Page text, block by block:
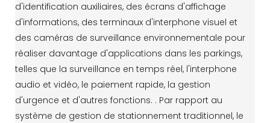
d'identification auxiliaires, des écrans d'affichage
d'informations, des terminaux d'interphone visuel et
des caméras de surveillance environnementale pour
réaliser davantage d'applications dans les parkings,
telles que la surveillance en temps réel, l'interphone
audio et vidéo, le paiement rapide, la gestion
d'urgence et d'autres fonctions. . Par rapport au
système de gestion de stationnement traditionnel, le